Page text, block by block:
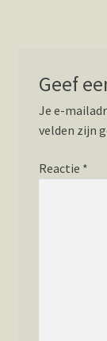
Geef
Je e-
velden zijn
Reactie *